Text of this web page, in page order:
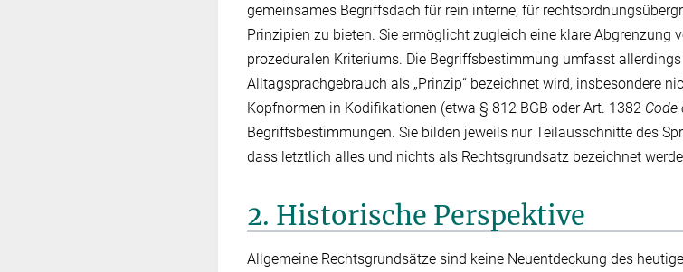
gemeinsames Begriffsdach für rein interne, für
Prinzipien zu bieten. Sie ermöglicht zugleich eine klare Abgrenzung
prozeduralen Kriteriums. Die Begriffsbestimmung umfasst
Alltagsprachgebrauch als „Prinzip“ bezeichnet wird, insbesondere
Kopfnormen in Kodifikationen (etwa § 812 BGB oder Art. 1382 Code
Begriffsbestimmungen. Sie bilden jeweils nur Teilausschnitte des
dass letztlich alles und nichts als Rechtsgrundsatz bezeichnet
2. Historische Perspektive
Allgemeine Rechtsgrundsätze sind keine Neuentdeckung des